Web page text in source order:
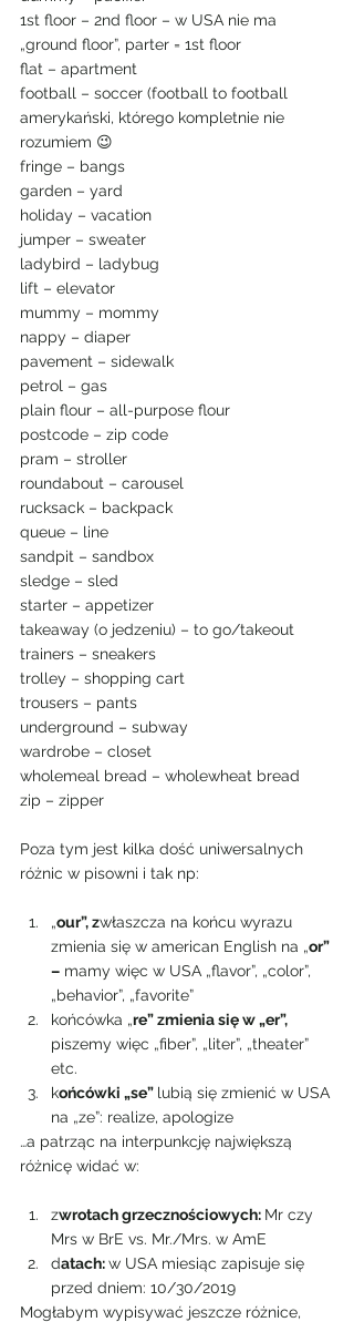
1st floor – 2nd floor – w USA nie ma
„ground floor”, parter = 1st floor
flat – apartment
football – soccer (football to football
amerykański, którego kompletnie nie
rozumiem 😉
fringe – bangs
garden – yard
holiday – vacation
jumper – sweater
ladybird – ladybug
lift – elevator
mummy – mommy
nappy – diaper
pavement – sidewalk
petrol – gas
plain flour – all-purpose flour
postcode – zip code
pram – stroller
roundabout – carousel
rucksack – backpack
queue – line
sandpit – sandbox
sledge – sled
starter – appetizer
takeaway (o jedzeniu) – to go/takeout
trainers – sneakers
trolley – shopping cart
trousers – pants
underground – subway
wardrobe – closet
wholemeal bread – wholewheat bread
zip – zipper
Poza tym jest kilka dość uniwersalnych
różnic w pisowni i tak np:
„our”, zwłaszcza na końcu wyrazu
zmienia się w american English na „or”
– mamy więc w USA „flavor”, „color”,
„behavior”, „favorite”
końcówka „re” zmienia się w „er”,
piszemy więc „fiber”, „liter”, „theater”
etc.
końcówki „se” lubią się zmienić w USA
na „ze”: realize, apologize
…a patrząc na interpunkcję największą
różnicę widać w:
zwrotach grzecznościowych: Mr czy
Mrs w BrE vs. Mr./Mrs. w AmE
datach: w USA miesiąc zapisuje się
przed dniem: 10/30/2019
Mogłabym wypisywać jeszcze różnice,